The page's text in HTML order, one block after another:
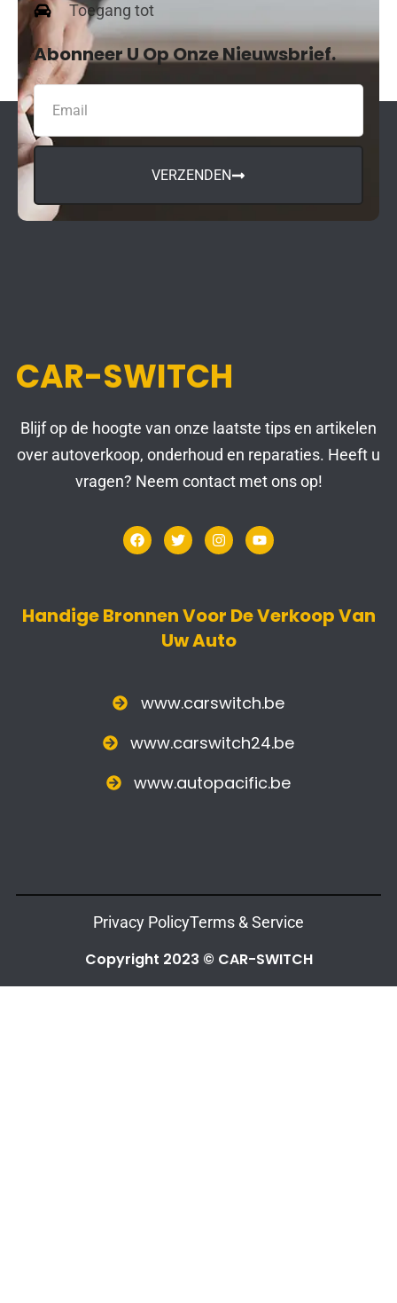
Toegang tot
Abonneer U Op Onze Nieuwsbrief.
VERZENDEN
CAR-SWITCH
Blijf op de hoogte van onze laatste tips en artikelen
over autoverkoop, onderhoud en reparaties. Heeft u
vragen? Neem contact met ons op!
Handige Bronnen Voor De Verkoop Van
Uw Auto
www.carswitch.be
www.carswitch24.be
www.autopacific.be
Privacy PolicyTerms & Service
Copyright 2023 © CAR-SWITCH